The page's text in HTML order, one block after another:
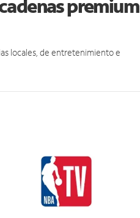
premium
locales, de entretenimiento e